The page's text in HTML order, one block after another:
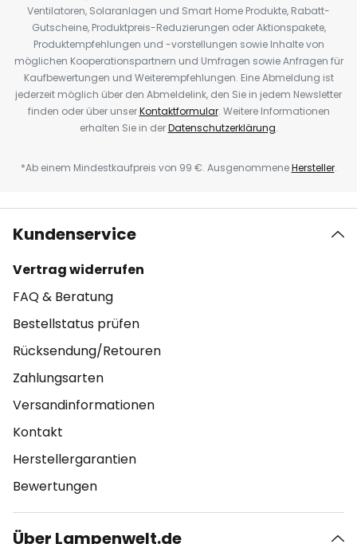
Ventilatoren, Solaranlagen und Smart Home Produkte, Rabatt-
Gutscheine, Produktpreis-Reduzierungen oder Aktionspakete,
Produktempfehlungen und -vorstellungen sowie Inhalte von
möglichen Kooperationspartnern und Umfragen sowie Anfragen für
Kaufbewertungen und Weiterempfehlungen. Eine Abmeldung ist
jederzeit möglich über den Abmeldelink, den Sie in jedem Newsletter
finden oder über unserKontaktformular. Weitere Informationen
erhalten Sie in derDatenschutzerklärung.
*Ab einem Mindestkaufpreis von 99 €. AusgenommeneHersteller.
Kundenservice
Vertrag widerrufen
FAQ & Beratung
Bestellstatus prüfen
Rücksendung/Retouren
Zahlungsarten
Versandinformationen
Kontakt
Herstellergarantien
Bewertungen
Über Lampenwelt.de